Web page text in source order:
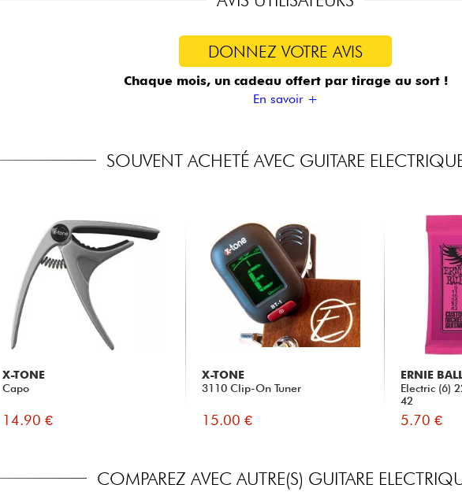
DONNEZ VOTRE AVIS
Chaque mois, un cadeau offert par tirage au sort !
En savoir +
SOUVENT ACHETÉ AVEC GUITARE
X-TONE
Capo
14.90 €
X-TONE
3110 Clip-On Tuner
15.00 €
ERNIE
Electric (6)
42
5.70 €
COMPAREZ AVEC AUTRE(S) GUITARE